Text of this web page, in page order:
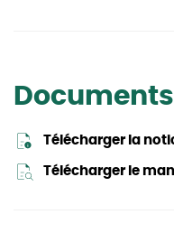
Télécharger la
Télécharger le